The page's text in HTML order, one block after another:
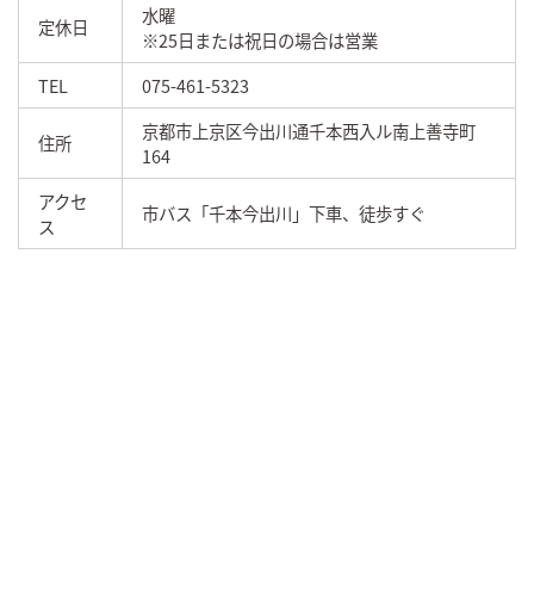
定休日
水曜
※25日または祝日の場合は営業
TEL
075-461-5323
住所
京都市上京区今出川通千本西入ル南上善寺町
164
アクセ
ス
市バス「千本今出川」下車、徒歩すぐ